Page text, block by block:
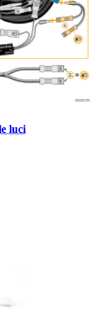
luci